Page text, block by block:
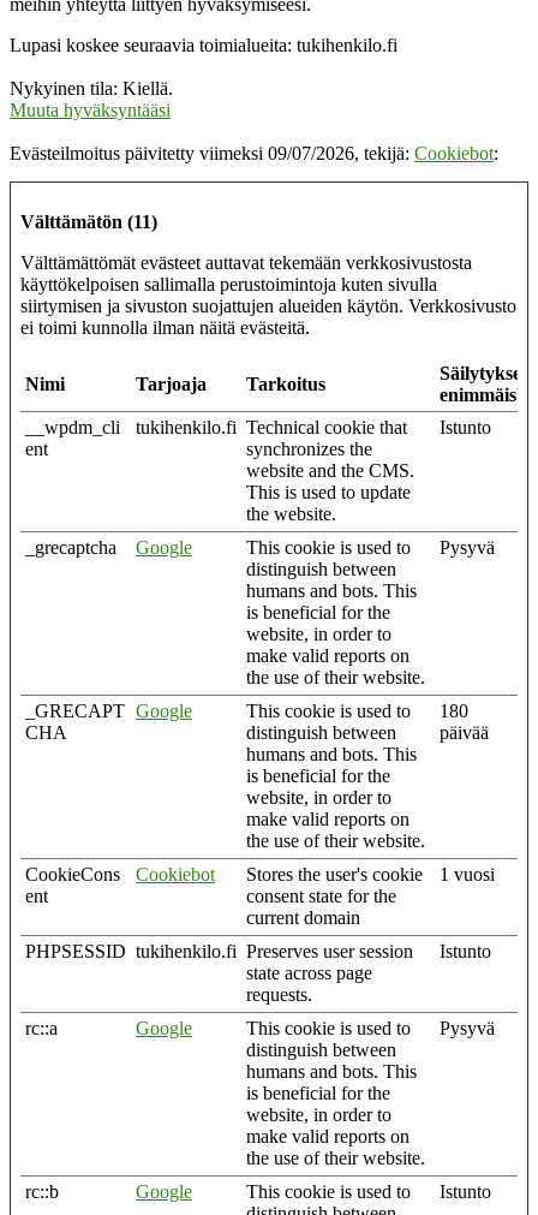
Lupasi koskee seuraavia toimialueita: tukihenkilo.fi
Nykyinen tila: Kiellä.
Muuta hyväksyntääsi
Evästeilmoitus päivitetty viimeksi 09/07/2026, tekijä: Cookiebot:
Välttämätön (11)
Välttämättömät evästeet auttavat tekemään verkkosivustosta
käyttökelpoisen sallimalla perustoimintoja kuten sivulla
siirtymisen ja sivuston suojattujen alueiden käytön. Verkkosivusto
ei toimi kunnolla ilman näitä evästeitä.
Nimi Tarjoaja Tarkoitus
Säilytyksen
__wpdm_cli
ent
tukihenkilo.fi Technical cookie that
synchronizes the
website and the CMS.
This is used to update
the website.
Istunto
_grecaptcha Google
This cookie is used to
distinguish between
humans and bots. This
is beneficial for the
website, in order to
make valid reports on
the use of their website.
Pysyvä
_GRECAPT
CHA
Google
This cookie is used to
distinguish between
humans and bots. This
is beneficial for the
website, in order to
make valid reports on
the use of their website.
180
päivää
CookieCons
ent
Cookiebot
Stores the user's cookie
consent state for the
current domain
1 vuosi
PHPSESSID tukihenkilo.fi Preserves user session
state across page
requests.
Istunto
rc::a Google
This cookie is used to
distinguish between
humans and bots. This
is beneficial for the
website, in order to
make valid reports on
the use of their website.
Pysyvä
rc::b Google
This cookie is used to
Istunto